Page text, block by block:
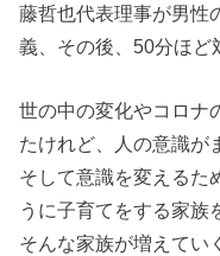
藤哲也代表理事が男性
義、その後、50分ほど
世の中の変化やコロナ
たけれど、人の意識が
そして意識を変えるた
うに子育てをする家族
そんな家族が増えてい